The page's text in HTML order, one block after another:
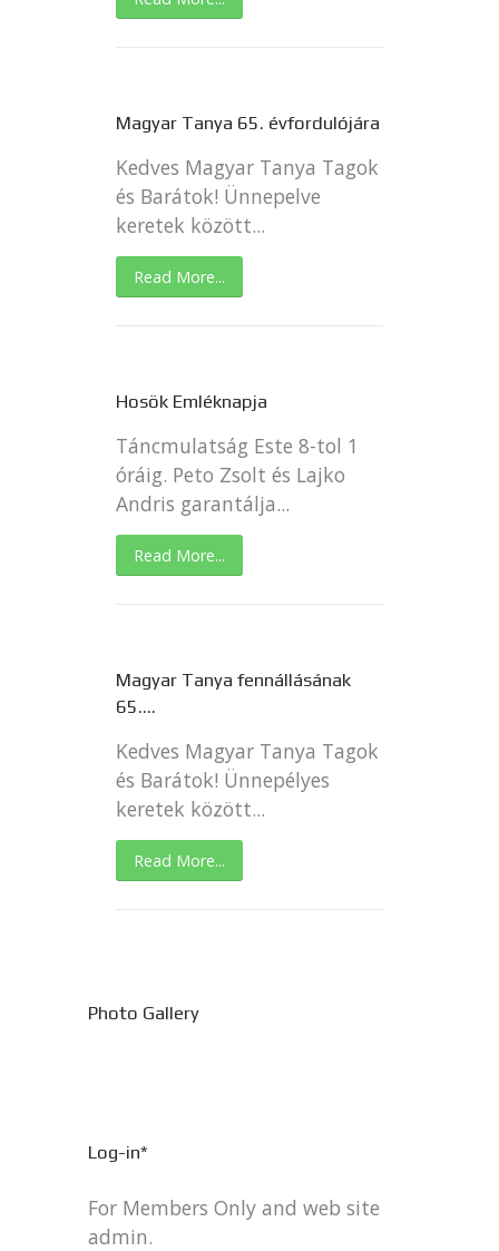
Magyar Tanya 65. évfordulójára
Kedves Magyar Tanya Tagok
és Barátok! Ünnepelve
keretek között...
Read More...
Hosök Emléknapja
Táncmulatság Este 8-tol 1
óráig. Peto Zsolt és Lajko
Andris garantálja...
Read More...
Magyar Tanya fennállásának
65....
Kedves Magyar Tanya Tagok
és Barátok! Ünnepélyes
keretek között...
Read More...
Photo Gallery
Log-in*
For Members Only and web site
admin.